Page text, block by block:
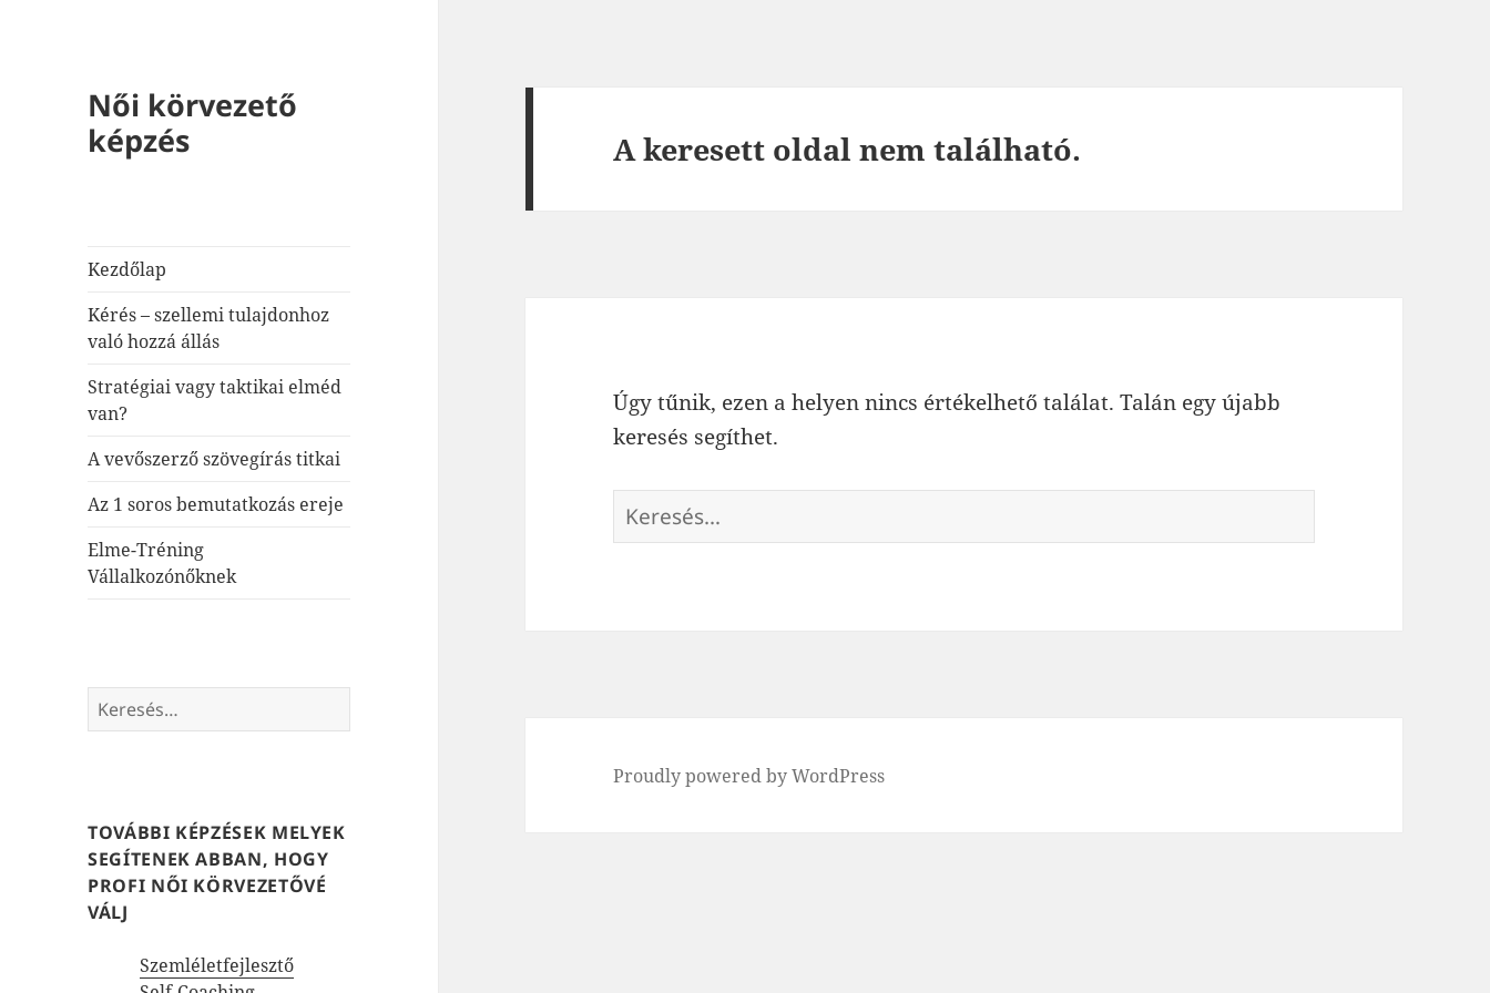
Női körvezető
képzés
Kezdőlap
Kérés – szellemi tulajdonhoz
való hozzá állás
Stratégiai vagy taktikai elméd
van?
A vevőszerző szövegírás titkai
Az 1 soros bemutatkozás ereje
Elme-Tréning
Vállalkozónőknek
Keresés:
TOVÁBBI KÉPZÉSEK MELYEK
SEGÍTENEK ABBAN, HOGY
PROFI NŐI KÖRVEZETŐVÉ
VÁLJ
Szemléletfejlesztő
A keresett oldal nem található.
Úgy tűnik, ezen a helyen nincs értékelhető találat. Talán egy újabb
keresés segíthet.
Keresés:
Proudly powered by WordPress